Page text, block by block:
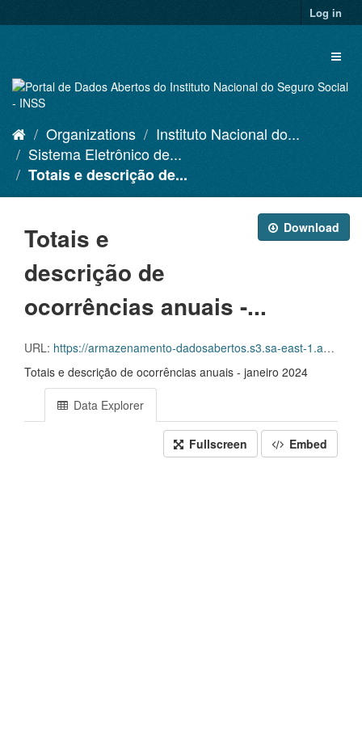
to
Log in
Organizations
Instituto Nacional do...
Sistema Eletrônico de...
Totais e descrição de...
Download
Totais e
descrição de
ocorrências anuais -...
URL: https://armazenamento-dadosabertos.s3.sa-east-1.amazonaws.com/PDA_2023_2025/Grupos_de_dados/Sistema+Eletr%C3%B4nico+de+Frequ%C3%AAncia+-+SISREF/D.SRF.FQS.004.ACSINSS.202401.csv
Totais e descrição de ocorrências anuais - janeiro 2024
Data Explorer
Fullscreen Embed